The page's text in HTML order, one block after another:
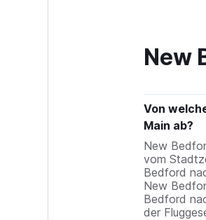
New
Von
Main ab?
New
vom
Bedford
New
Bedford
der